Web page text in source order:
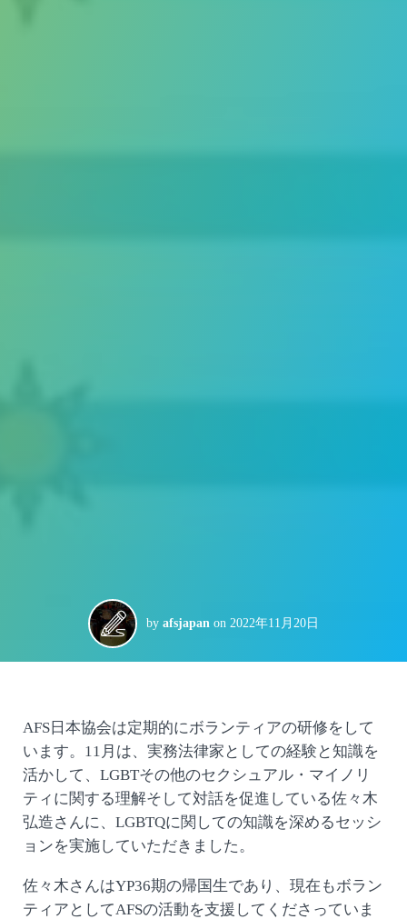
by afsjapan on 2022年11月20日
AFS日本協会は定期的にボランティアの研修をして
います。11月は、実務法律家としての経験と知識を
活かして、LGBTその他のセクシュアル・マイノリ
ティに関する理解そして対話を促進している佐々木
弘造さんに、LGBTQに関しての知識を深めるセッシ
ョンを実施していただきました。
佐々木さんはYP36期の帰国生であり、現在もボラン
ティアとしてAFSの活動を支援してくださっていま